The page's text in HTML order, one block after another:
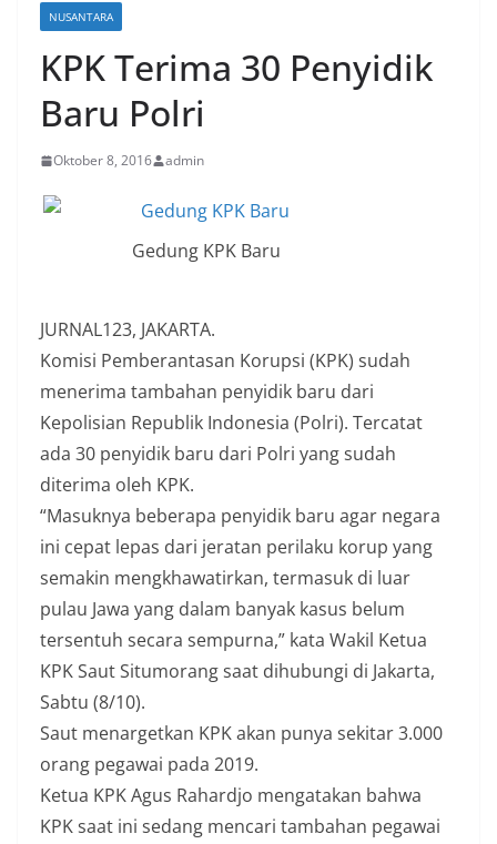
NUSANTARA
KPK Terima 30 Penyidik
Baru Polri
Oktober 8, 2016 admin
Gedung KPK Baru
JURNAL123, JAKARTA.
Komisi Pemberantasan Korupsi (KPK) sudah
menerima tambahan penyidik baru dari
Kepolisian Republik Indonesia (Polri). Tercatat
ada 30 penyidik baru dari Polri yang sudah
diterima oleh KPK.
“Masuknya beberapa penyidik baru agar negara
ini cepat lepas dari jeratan perilaku korup yang
semakin mengkhawatirkan, termasuk di luar
pulau Jawa yang dalam banyak kasus belum
tersentuh secara sempurna,” kata Wakil Ketua
KPK Saut Situmorang saat dihubungi di Jakarta,
Sabtu (8/10).
Saut menargetkan KPK akan punya sekitar 3.000
orang pegawai pada 2019.
Ketua KPK Agus Rahardjo mengatakan bahwa
KPK saat ini sedang mencari tambahan pegawai